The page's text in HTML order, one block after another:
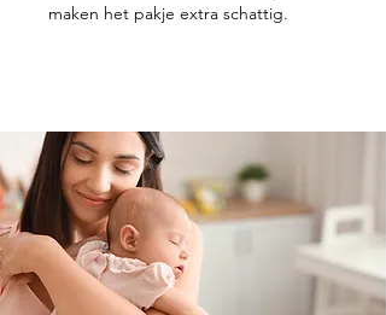
maken het pakje extra schattig.